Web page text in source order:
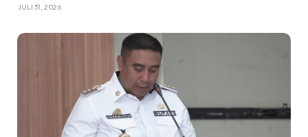
JULI 31, 2026